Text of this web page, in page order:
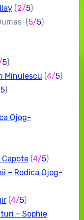
( 2/5)
(5/5)
5)
Minulescu (4/5)
5)
Ojog-
(4/5)
– Rodica Ojog-
(4/5)
– Sophie